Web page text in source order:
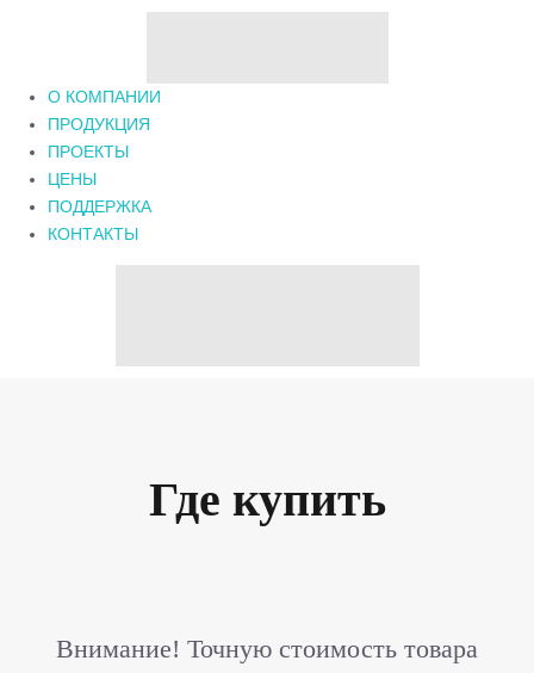
О КОМПАНИИ
ПРОДУКЦИЯ
ПРОЕКТЫ
ЦЕНЫ
ПОДДЕРЖКА
КОНТАКТЫ
Где купить
Внимание! Точную стоимость товара